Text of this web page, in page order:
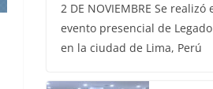
2 DE NOVIEMBRE Se
evento presencial de
en la ciudad de Lima, Perú